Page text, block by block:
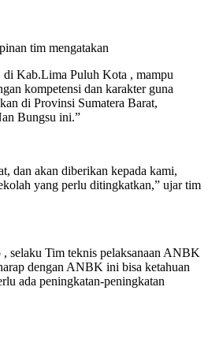
tim mengatakan
Kab.Lima Puluh Kota , mampu
kompetensi dan karakter guna
di Provinsi Sumatera Barat,
Bungsu ini.”
dan akan diberikan kepada kami,
yang perlu ditingkatkan,” ujar tim
selaku Tim teknis pelaksanaan ANBK
dengan ANBK ini bisa ketahuan
ada peningkatan-peningkatan